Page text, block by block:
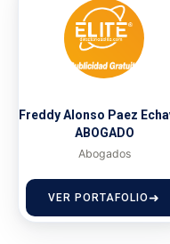
Freddy Alonso Paez
ABOGADO
Abogados
VER PORTAFOLIO